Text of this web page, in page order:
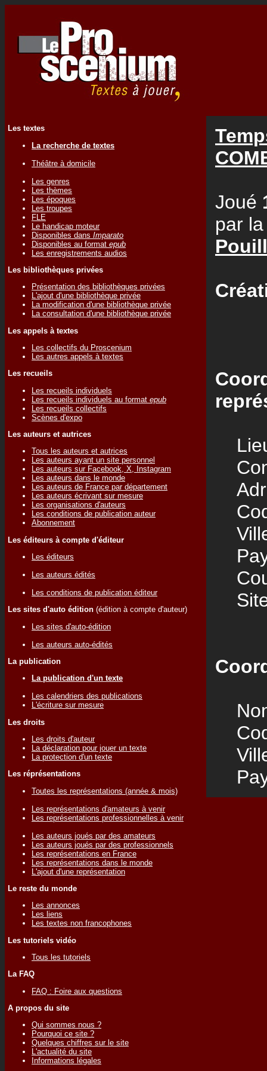
Les textes
La recherche de textes
Théâtre à domicile
Les genres
Les thèmes
Les époques
Les troupes
FLE
Le handicap moteur
Disponibles dans Imparato
Disponibles au format epub
Les enregistrements audios
Les bibliothèques privées
Présentation des bibliothèques privées
L'ajout d'une bibliothèque privée
La modification d'une bibliothèque privée
La consultation d'une bibliothèque privée
Les appels à textes
Les collectifs du Proscenium
Les autres appels à textes
Les recueils
Les recueils individuels
Les recueils individuels au format epub
Les recueils collectifs
Scènes d'expo
Les auteurs et autrices
Tous les auteurs et autrices
Les auteurs ayant un site personnel
Les auteurs sur Facebook, X, Instagram
Les auteurs dans le monde
Les auteurs de France par département
Les auteurs écrivant sur mesure
Les organisations d'auteurs
Les conditions de publication auteur
Abonnement
Les éditeurs à compte d'éditeur
Les éditeurs
Les auteurs édités
Les conditions de publication éditeur
Les sites d'auto édition (édition à compte d'auteur)
Les sites d'auto-édition
Les auteurs auto-édités
La publication
La publication d'un texte
Les calendriers des publications
L'écriture sur mesure
Les droits
Les droits d'auteur
La déclaration pour jouer un texte
La protection d'un texte
Les réprésentations
Toutes les représentations (année & mois)
Les représentations d'amateurs à venir
Les représentations professionnelles à venir
Les auteurs joués par des amateurs
Les auteurs joués par des professionnels
Les représentations en France
Les représentations dans le monde
L'ajout d'une représentation
Le reste du monde
Les annonces
Les liens
Les textes non francophones
Les tutoriels vidéo
Tous les tutoriels
La FAQ
FAQ : Foire aux questions
A propos du site
Qui sommes nous ?
Pourquoi ce site ?
Quelques chiffres sur le site
L'actualité du site
Informations légales
Joué
par